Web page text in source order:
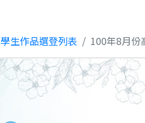
學生作品選登列表 100年8月份